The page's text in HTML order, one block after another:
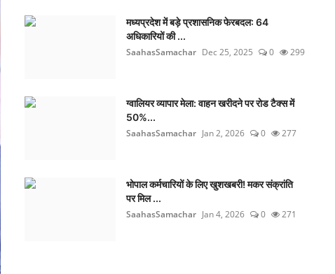
मध्यप्रदेश में बड़े प्रशासनिक फेरबदल: 64
अधिकारियों की ...
SaahasSamachar Dec 25, 2025 0 299
ग्वालियर व्यापार मेला: वाहन खरीदने पर रोड टैक्स में
50%...
SaahasSamachar Jan 2, 2026 0 277
भोपाल कर्मचारियों के लिए खुशखबरी! मकर संक्रांति
पर मिल ...
SaahasSamachar Jan 4, 2026 0 271